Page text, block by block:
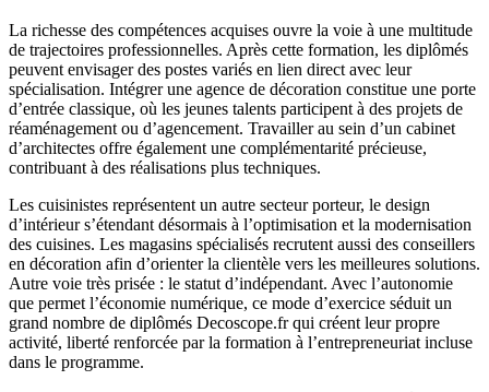
La richesse des compétences acquises ouvre la voie à une multitude
de trajectoires professionnelles. Après cette formation, les diplômés
peuvent envisager des postes variés en lien direct avec leur
spécialisation. Intégrer une agence de décoration constitue une porte
d’entrée classique, où les jeunes talents participent à des projets de
réaménagement ou d’agencement. Travailler au sein d’un cabinet
d’architectes offre également une complémentarité précieuse,
contribuant à des réalisations plus techniques.
Les cuisinistes représentent un autre secteur porteur, le design
d’intérieur s’étendant désormais à l’optimisation et la modernisation
des cuisines. Les magasins spécialisés recrutent aussi des conseillers
en décoration afin d’orienter la clientèle vers les meilleures solutions.
Autre voie très prisée : le statut d’indépendant. Avec l’autonomie
que permet l’économie numérique, ce mode d’exercice séduit un
grand nombre de diplômés Decoscope.fr qui créent leur propre
activité, liberté renforcée par la formation à l’entrepreneuriat incluse
dans le programme.